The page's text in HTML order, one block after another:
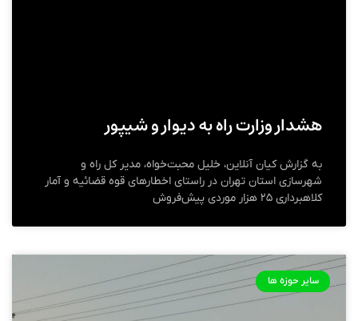
هشدار وزارت راه به دیوار و شیپور
به گزارش کیان آنلاین، خلیل محبت‌خواه، مدیر کل راه و
شهرسازی استان تهران در راستای اخطارهای قوه قضائیه و آمار
کلاهبرداری ۲۵ هزار موردی پیش‌فروش
سایر حوزه ها